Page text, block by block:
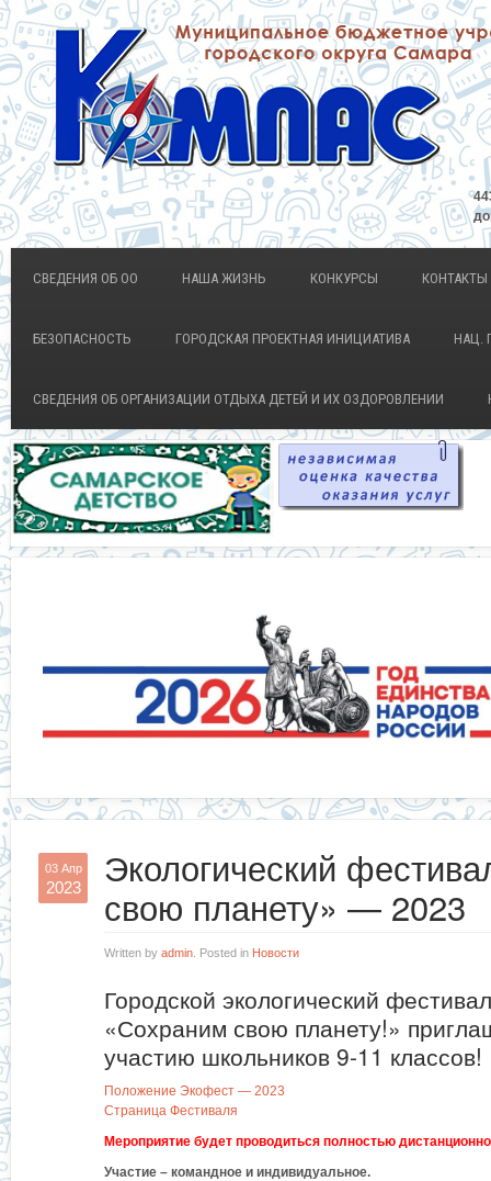
СВЕДЕНИЯ ОБ ОО НАША ЖИЗНЬ КОНКУРСЫ КОНТАКТЫ
БЕЗОПАСНОСТЬ ГОРОДСКАЯ ПРОЕКТНАЯ ИНИЦИАТИВА НАЦ.
СВЕДЕНИЯ ОБ ОРГАНИЗАЦИИ ОТДЫХА ДЕТЕЙ И ИХ ОЗДОРОВЛЕНИИ
03 Апр
2023
Экологический
свою планету» — 2023
Written by admin . Posted in Новости
Городской экологический
«Сохраним свою планету!»
участию школьников 9-11 классов!
Положение Экофест — 2023
Страница Фестиваля
Мероприятие будет проводиться полностью
Участие – командное и индивидуальное.